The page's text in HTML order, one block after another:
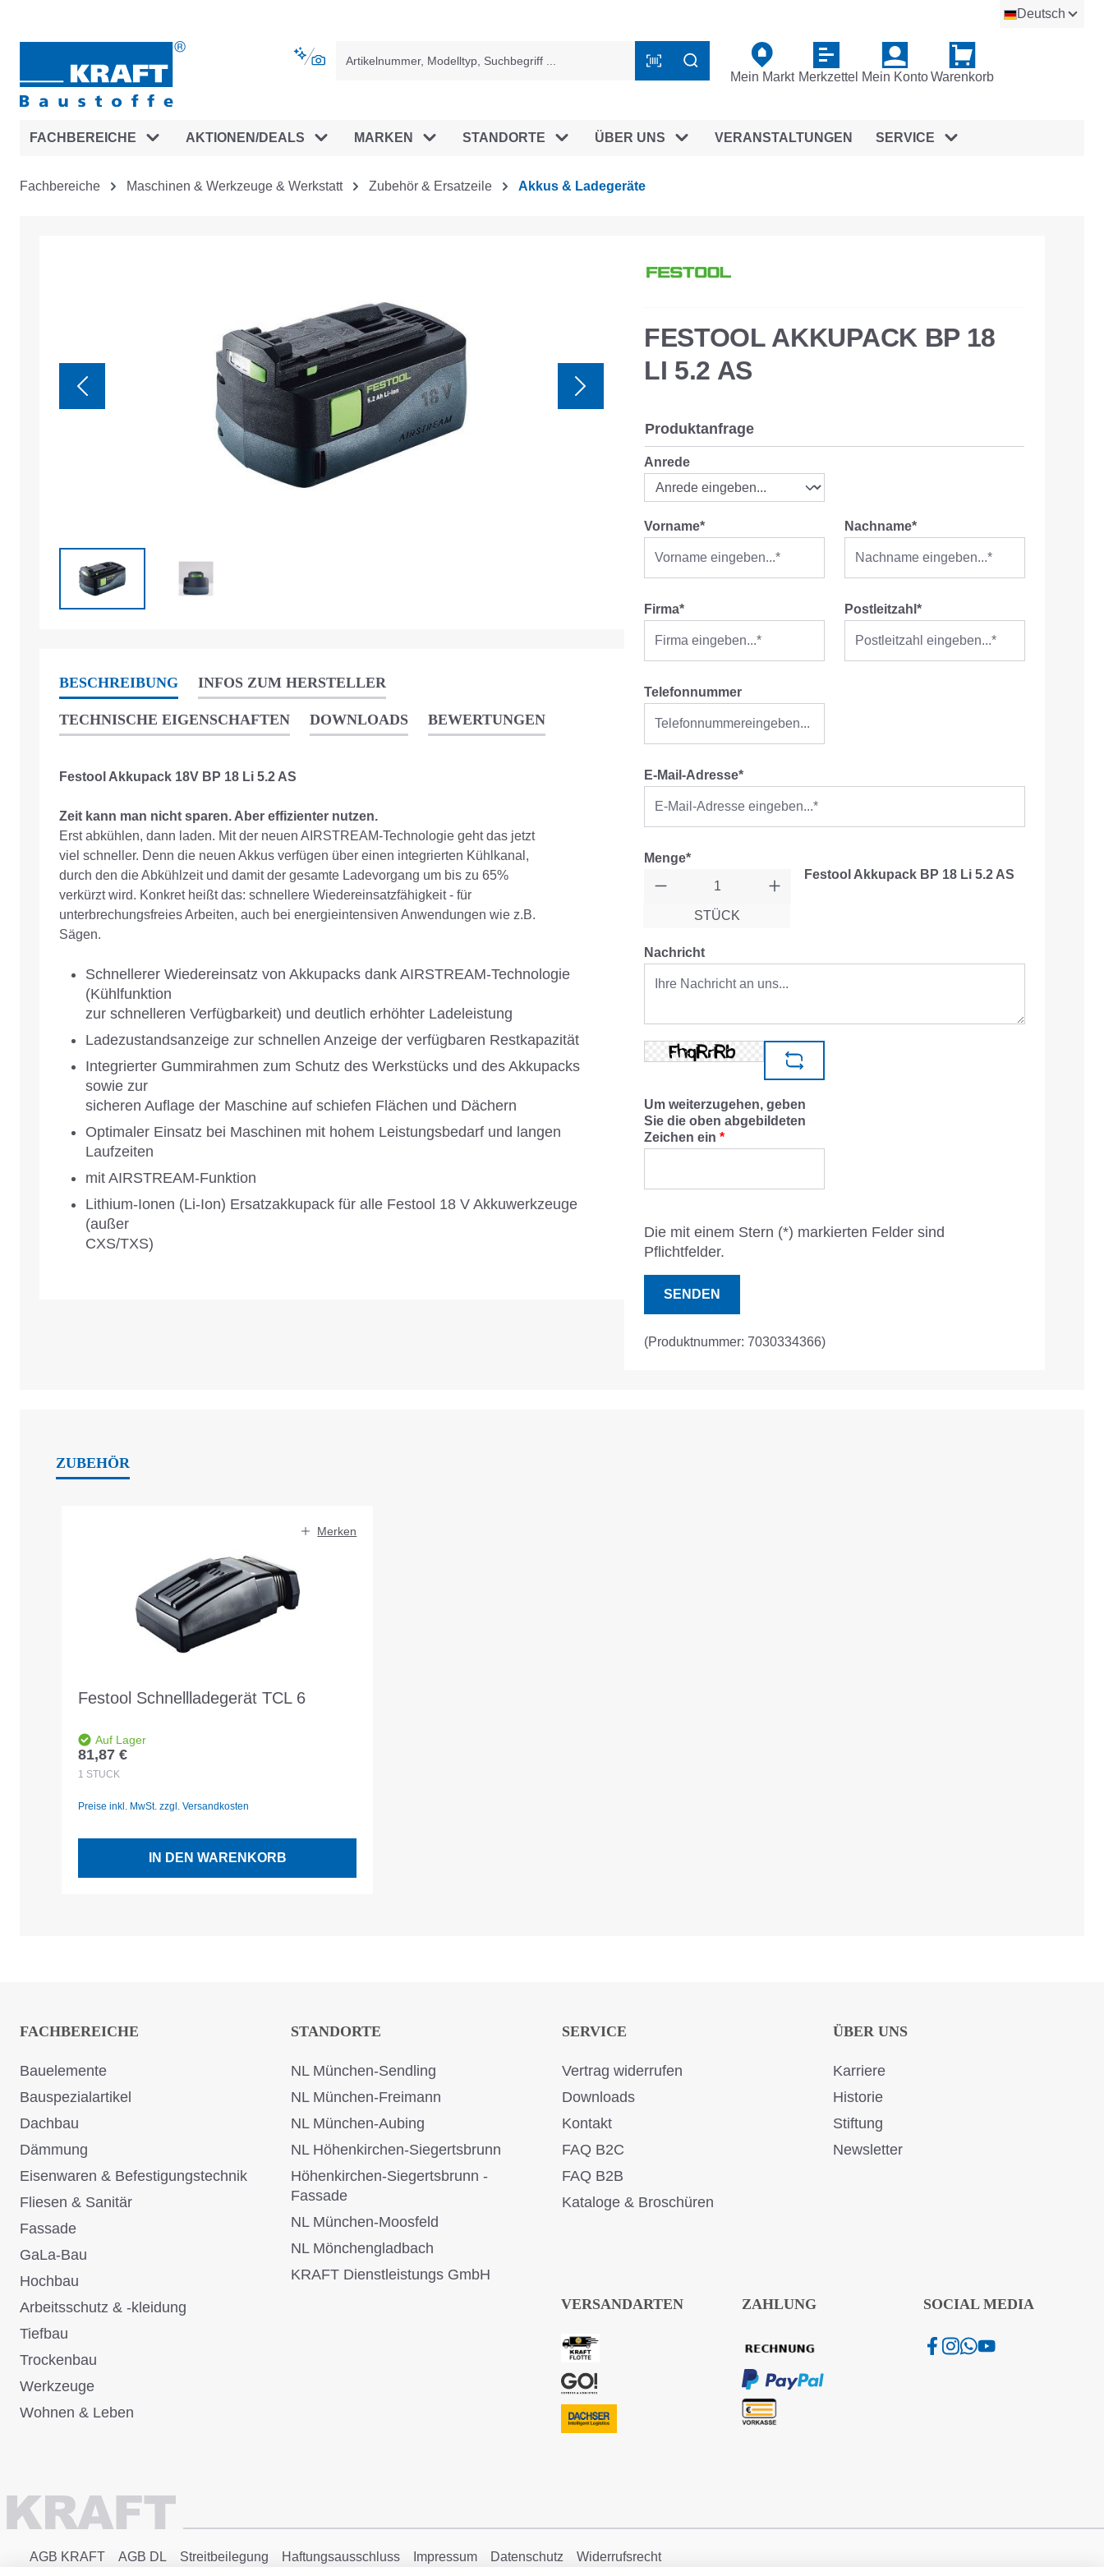
Deutsch
Mein Markt Merkzettel Mein KontoWarenkorb
FACHBEREICHE AKTIONEN/DEALS MARKEN STANDORTE ÜBER UNS VERANSTALTUNGEN SERVICE
Fachbereiche Maschinen & Werkzeuge & Werkstatt Zubehör & Ersatzeile Akkus & Ladegeräte
BESCHREIBUNG INFOS ZUM HERSTELLER
TECHNISCHE EIGENSCHAFTEN DOWNLOADS BEWERTUNGEN
Festool Akkupack 18V BP 18 Li 5.2 AS
Zeit kann man nicht sparen. Aber effizienter nutzen.
Erst abkühlen, dann laden. Mit der neuen AIRSTREAM-Technologie geht das jetzt
viel schneller. Denn die neuen Akkus verfügen über einen integrierten Kühlkanal,
durch den die Abkühlzeit und damit der gesamte Ladevorgang um bis zu 65%
verkürzt wird. Konkret heißt das: schnellere Wiedereinsatzfähigkeit - für
unterbrechungsfreies Arbeiten, auch bei energieintensiven Anwendungen wie z.B.
Sägen.
Schnellerer Wiedereinsatz von Akkupacks dank AIRSTREAM-Technologie
(Kühlfunktion
zur schnelleren Verfügbarkeit) und deutlich erhöhter Ladeleistung
Ladezustandsanzeige zur schnellen Anzeige der verfügbaren Restkapazität
Integrierter Gummirahmen zum Schutz des Werkstücks und des Akkupacks
sowie zur
sicheren Auflage der Maschine auf schiefen Flächen und Dächern
Optimaler Einsatz bei Maschinen mit hohem Leistungsbedarf und langen
Laufzeiten
mit AIRSTREAM-Funktion
Lithium-Ionen (Li-Ion) Ersatzakkupack für alle Festool 18 V Akkuwerkzeuge
(außer
CXS/TXS)
FESTOOL AKKUPACK BP 18
LI 5.2 AS
Produktanfrage
Anrede
Vorname* Nachname*
Firma* Postleitzahl*
Telefonnummer
E-Mail-Adresse*
Menge*
STÜCK
Festool Akkupack BP 18 Li 5.2 AS
Nachricht
Um weiterzugehen, geben
Sie die oben abgebildeten
Zeichen ein *
Die mit einem Stern (*) markierten Felder sind
Pflichtfelder.
SENDEN
(Produktnummer: 7030334366)
ZUBEHÖR
Merken
Festool Schnellladegerät TCL 6
Auf Lager
Regulärer Preis:
81,87 €
1 STÜCK
Preise inkl. MwSt. zzgl. Versandkosten
IN DEN WARENKORB
FACHBEREICHE
Bauelemente
Bauspezialartikel
Dachbau
Dämmung
Eisenwaren & Befestigungstechnik
Fliesen & Sanitär
Fassade
GaLa-Bau
Hochbau
Arbeitsschutz & -kleidung
Tiefbau
Trockenbau
Werkzeuge
Wohnen & Leben
STANDORTE
NL München-Sendling
NL München-Freimann
NL München-Aubing
NL Höhenkirchen-Siegertsbrunn
Höhenkirchen-Siegertsbrunn -
Fassade
NL München-Moosfeld
NL Mönchengladbach
KRAFT Dienstleistungs GmbH
SERVICE
Vertrag widerrufen
Downloads
Kontakt
FAQ B2C
FAQ B2B
Kataloge & Broschüren
ÜBER UNS
Karriere
Historie
Stiftung
Newsletter
VERSANDARTEN ZAHLUNG SOCIAL MEDIA
AGB KRAFT AGB DL Streitbeilegung Haftungsausschluss Impressum Datenschutz Widerrufsrecht